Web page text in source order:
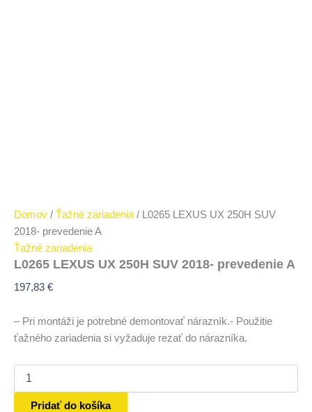
Domov / Ťažné zariadenia / L0265 LEXUS UX 250H SUV
2018- prevedenie A
Ťažné zariadenia
L0265 LEXUS UX 250H SUV 2018- prevedenie A
197,83 €
– Pri montáži je potrebné demontovať nárazník.- Použitie
ťažného zariadenia si vyžaduje rezať do nárazníka.
Pridať do košíka